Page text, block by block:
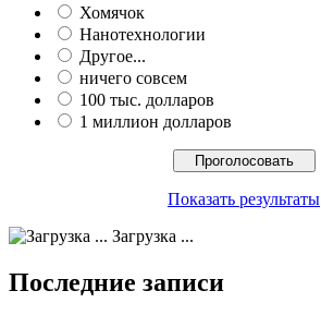
Хомячок
Нанотехнологии
Другое...
ничего совсем
100 тыс. долларов
1 миллион долларов
Показать результаты
Загрузка ...
Последние записи